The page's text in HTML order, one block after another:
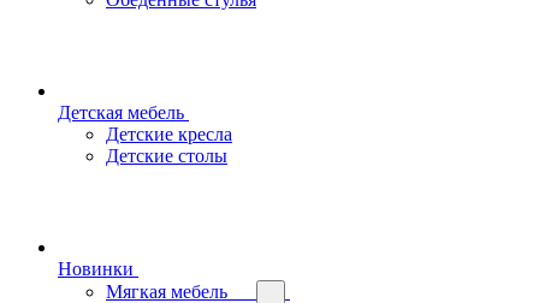
Детская мебель
Детские кресла
Детские столы
Новинки
Мягкая мебель